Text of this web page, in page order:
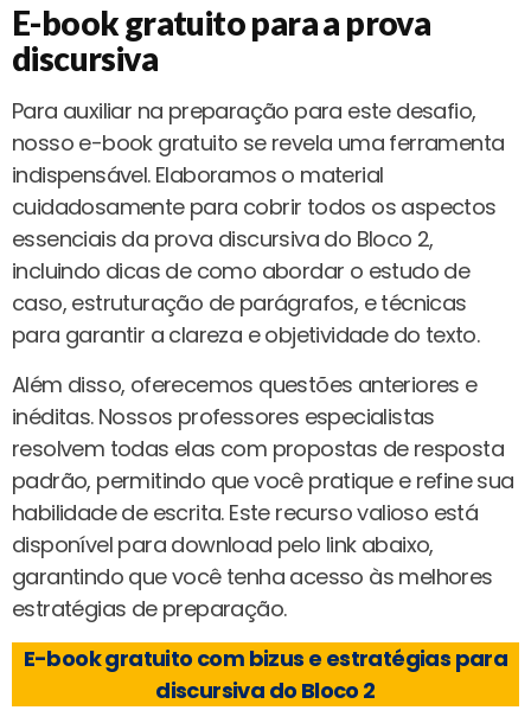
E-book gratuito para a prova
discursiva
Para auxiliar na preparação para este desafio,
nosso e-book gratuito se revela uma ferramenta
indispensável. Elaboramos o material
cuidadosamente para cobrir todos os aspectos
essenciais da prova discursiva do Bloco 2,
incluindo dicas de como abordar o estudo de
caso, estruturação de parágrafos, e técnicas
para garantir a clareza e objetividade do texto.
Além disso, oferecemos questões anteriores e
inéditas. Nossos professores especialistas
resolvem todas elas com propostas de resposta
padrão, permitindo que você pratique e refine sua
habilidade de escrita. Este recurso valioso está
disponível para download pelo link abaixo,
garantindo que você tenha acesso às melhores
estratégias de preparação.
E-book gratuito com bizus e estratégias para
discursiva do Bloco 2